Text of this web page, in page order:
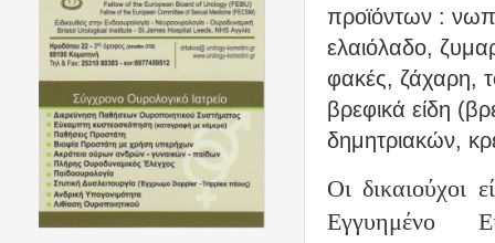
προϊόντων :
ελαιόλαδο,
φακές, ζάχαρη,
βρεφικά είδη
δημητριακών,
Οι δικαιούχοι
Εγγυημένο